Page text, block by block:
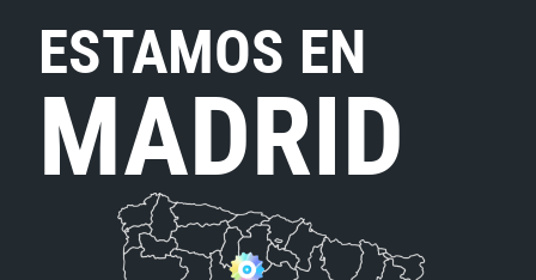
ESTAMOS EN
MADRID